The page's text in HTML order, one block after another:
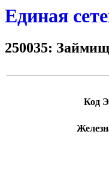
Единая
250035:
Код